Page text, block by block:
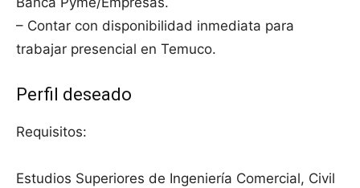
– Contar con disponibilidad inmediata para
trabajar presencial en Temuco.
Perfil deseado
Requisitos:
Estudios Superiores de Ingeniería Comercial, Civil